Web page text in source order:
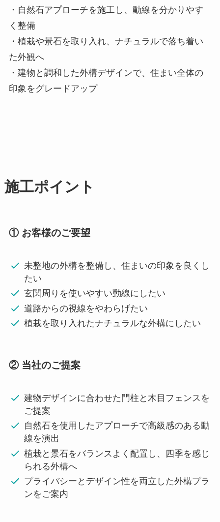
・自然石アプローチを施工し、動線を分かりやす
く整備
・植栽や景石を取り入れ、ナチュラルで落ち着い
た外観へ
・建物と調和した外構デザインで、住まい全体の
印象をグレードアップ
施工ポイント
① お客様のご要望
未整地の外構を整備し、住まいの印象を良くし
たい
玄関周りを使いやすい動線にしたい
道路からの視線をやわらげたい
植栽を取り入れたナチュラルな外構にしたい
② 当社のご提案
建物デザインに合わせた門柱と木目フェンスを
ご提案
自然石を使用したアプローチで高級感のある動
線を演出
植栽と景石をバランスよく配置し、四季を感じ
られる外構へ
プライバシーとデザイン性を両立した外構プラ
ンをご案内